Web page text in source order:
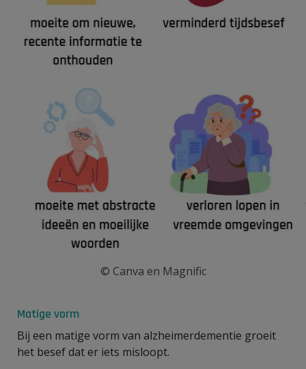
© Canva en Magnific
Matige vorm
Bij een matige vorm van alzheimerdementie groeit
het besef dat er iets misloopt.